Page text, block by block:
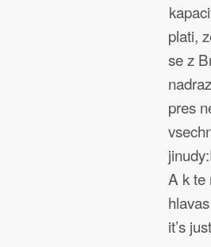
plati,
se z
pres
A k te
it’s